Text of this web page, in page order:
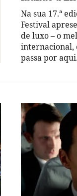
Na sua 17.ª
Festival
de luxo – o
internacional,
passa por aqui.